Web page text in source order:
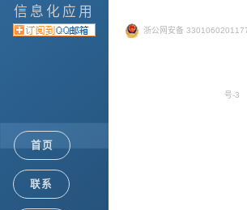
信息化应用
首页
联系
浙公网安备
号-3
Google+